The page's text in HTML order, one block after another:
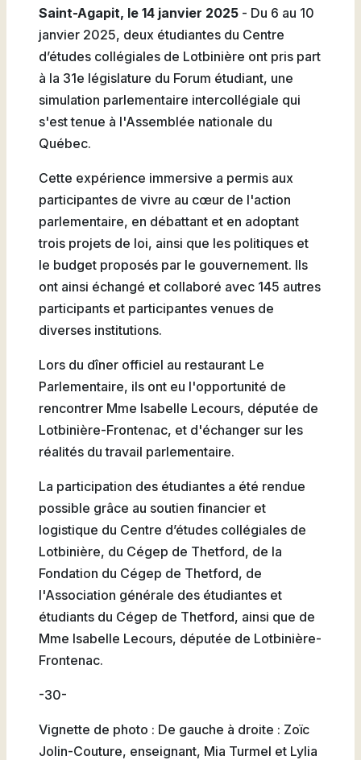
Saint-Agapit, le 14 janvier 2025 - Du 6 au 10
janvier 2025, deux étudiantes du Centre
d’études collégiales de Lotbinière ont pris part
à la 31e législature du Forum étudiant, une
simulation parlementaire intercollégiale qui
s'est tenue à l'Assemblée nationale du
Québec.
Cette expérience immersive a permis aux
participantes de vivre au cœur de l'action
parlementaire, en débattant et en adoptant
trois projets de loi, ainsi que les politiques et
le budget proposés par le gouvernement. Ils
ont ainsi échangé et collaboré avec 145 autres
participants et participantes venues de
diverses institutions.
Lors du dîner officiel au restaurant Le
Parlementaire, ils ont eu l'opportunité de
rencontrer Mme Isabelle Lecours, députée de
Lotbinière-Frontenac, et d'échanger sur les
réalités du travail parlementaire.
La participation des étudiantes a été rendue
possible grâce au soutien financier et
logistique du Centre d’études collégiales de
Lotbinière, du Cégep de Thetford, de la
Fondation du Cégep de Thetford, de
l'Association générale des étudiantes et
étudiants du Cégep de Thetford, ainsi que de
Mme Isabelle Lecours, députée de Lotbinière-
Frontenac.
-30-
Vignette de photo : De gauche à droite : Zoïc
Jolin-Couture, enseignant, Mia Turmel et Lylia